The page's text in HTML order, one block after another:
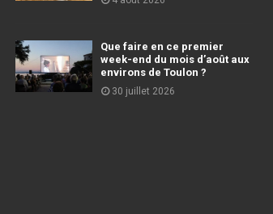
Que faire en ce premier
week-end du mois d’août aux
environs de Toulon ?
30 juillet 2026